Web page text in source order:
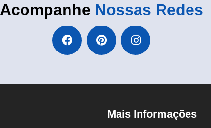
Acompanhe Nossas Redes
Mais Informações